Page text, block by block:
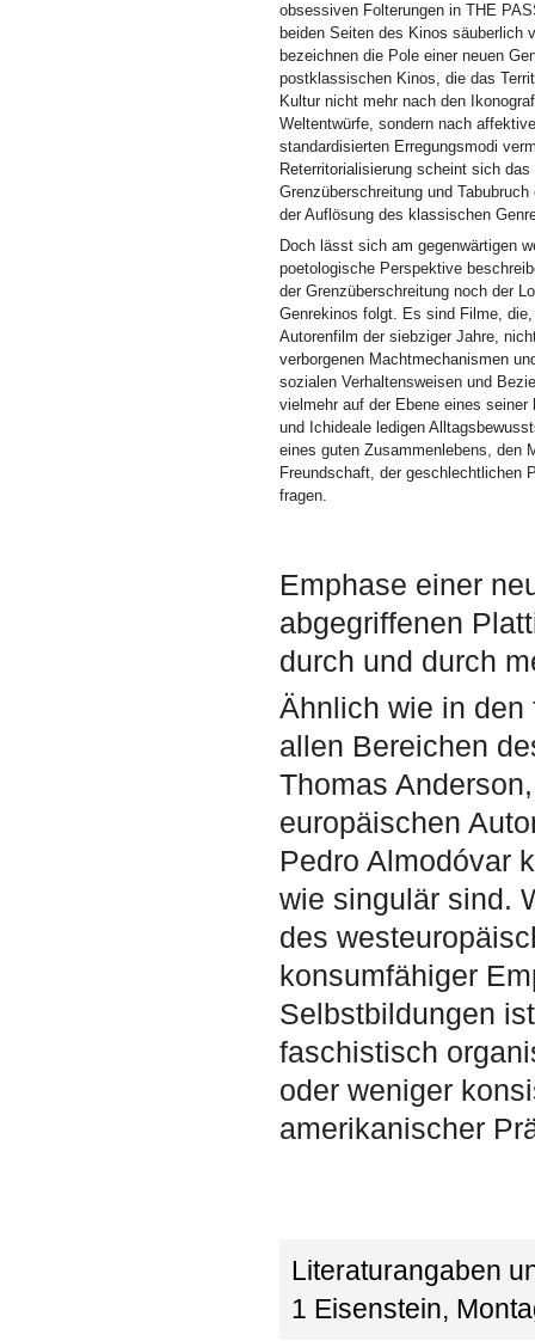
obsessiven Folterungen in THE
beiden Seiten des Kinos säuberlich
bezeichnen die Pole einer neuen
postklassischen Kinos, die das
Kultur nicht mehr nach den
Weltentwürfe, sondern nach
standardisierten Erregungsmodi
Reterritorialisierung scheint sich
Grenzüberschreitung und
der Auflösung des klassischen
Doch lässt sich am gegenwärtigen
poetologische Perspektive
der Grenzüberschreitung noch der
Genrekinos folgt. Es sind Filme,
Autorenfilm der siebziger Jahre,
verborgenen Machtmechanismen
sozialen Verhaltensweisen und
vielmehr auf der Ebene eines
und Ichideale ledigen
eines guten Zusammenlebens, den
Freundschaft, der geschlechtlichen
fragen.
Emphase einer
abgegriffenen
durch und durch
Ähnlich wie in den
allen Bereichen
Thomas
europäischen
Pedro Almodóvar
wie singulär sind.
des
konsumfähiger
Selbstbildungen
faschistisch
oder weniger
amerikanischer
Literaturangaben
1 Eisenstein,